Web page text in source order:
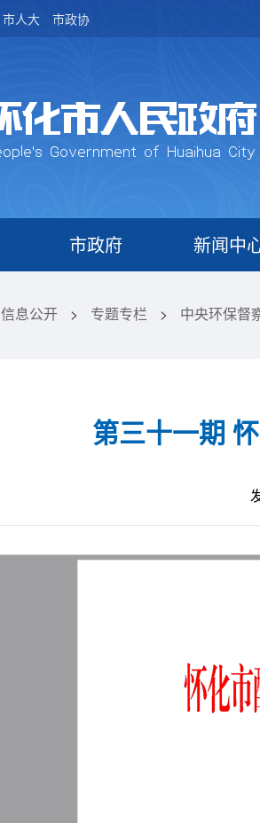
市人大 市政协
市政府 新闻中
信息公开 > 专题专栏 > 中央环保督
第三十一期